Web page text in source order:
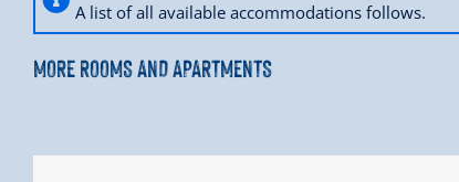
A list of all available accommodations follows.
MORE ROOMS AND APARTMENTS